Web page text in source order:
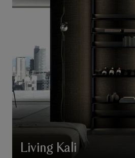
Living Kali